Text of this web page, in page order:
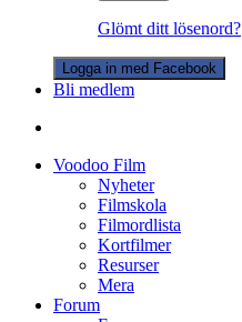
Glömt ditt lösenord?
Logga in med Facebook
Bli medlem
Voodoo Film
Nyheter
Filmskola
Filmordlista
Kortfilmer
Resurser
Mera
Forum